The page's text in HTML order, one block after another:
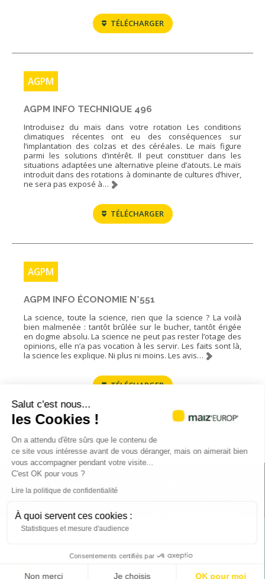
TÉLÉCHARGER
AGPM
AGPM INFO TECHNIQUE 496
Introduisez du maïs dans votre rotation Les conditions
climatiques récentes ont eu des conséquences sur
l’implantation des colzas et des céréales. Le maïs figure
parmi les solutions d’intérêt. Il peut constituer dans les
situations adaptées une alternative pleine d’atouts. Le maïs
introduit dans des rotations à dominante de cultures d’hiver,
ne sera pas exposé à…
TÉLÉCHARGER
AGPM
AGPM INFO ÉCONOMIE N°551
La science, toute la science, rien que la science ? La voilà
bien malmenée : tantôt brûlée sur le bucher, tantôt érigée
en dogme absolu. La science ne peut pas rester l’otage des
opinions, elle n’a pas vocation à les servir. Les faits sont là,
la science les explique. Ni plus ni moins. Les avis…
TÉLÉCHARGER
21, chemin de Pau
Tél : +33 (0) 5 59 12 67 00
Plan du site Mentions légales
Acceptez-vous nos cookies
J'ai compris
Salut c'est nous...
les Cookies !
On a attendu d'être sûrs que le contenu de
ce site vous intéresse avant de vous déranger, mais on aimerait bien
vous accompagner pendant votre visite...
C'est OK pour vous ?
Lire la politique de confidentialité
À quoi servent ces cookies :
Statistiques et mesure d'audience
Consentements certifiés par
Non merci Je choisis OK pour moi